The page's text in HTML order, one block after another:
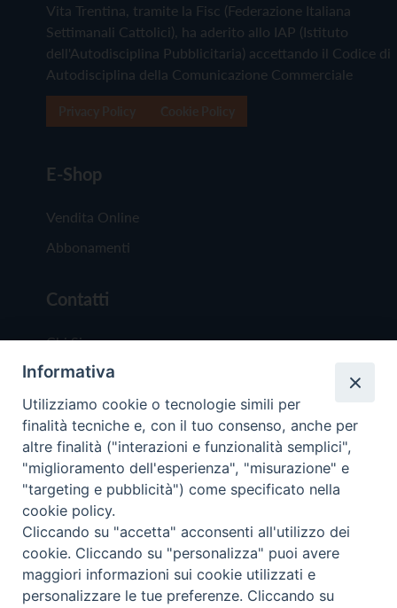
Vita Trentina, tramite la Fisc (Federazione Italiana
Settimanali Cattolici), ha aderito allo IAP (Istituto
dell'Autodisciplina Pubblicitaria) accettando il Codice di
Autodisciplina della Comunicazione Commerciale
E-Shop
Vendita Online
Abbonamenti
Contatti
Chi Siamo
Redazione
Scrivici
Copyright © 2019 - Tutti i diritti riservati - Vita
Trentina Editrice
Privacy Policy
Informativa
Utilizziamo cookie o tecnologie simili per
finalità tecniche e, con il tuo consenso, anche per
altre finalità ("interazioni e funzionalità semplici",
"miglioramento dell'esperienza", "misurazione" e
"targeting e pubblicità") come specificato nella
cookie policy.
Cliccando su "accetta" acconsenti all'utilizzo dei
cookie. Cliccando su "personalizza" puoi avere
maggiori informazioni sui cookie utilizzati e
personalizzare le tue preferenze. Cliccando su